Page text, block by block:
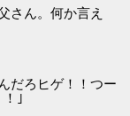
ん。何か言え
だろヒゲ！！つー
｣